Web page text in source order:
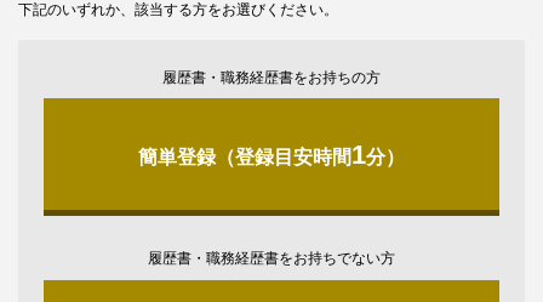
下記のいずれか、該当する方をお選びください。
履歴書・職務経歴書をお持ちの方
簡単登録（登録目安時間1分）
履歴書・職務経歴書をお持ちでない方